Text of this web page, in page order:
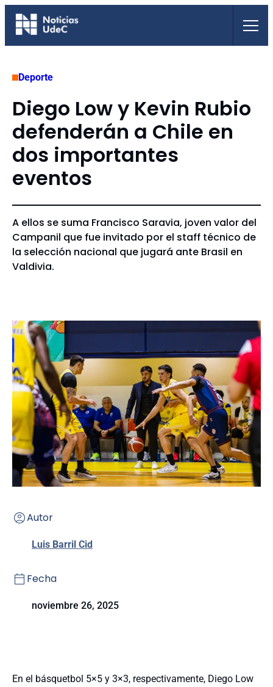
Saltar
Deporte
Diego Low y Kevin Rubio
defenderán a Chile en
dos importantes
eventos
A ellos se suma Francisco Saravia, joven valor del
Campanil que fue invitado por el staff técnico de
la selección nacional que jugará ante Brasil en
Valdivia.
Autor
Luis Barril Cid
Fecha
noviembre 26, 2025
En el básquetbol 5×5 y 3×3, respectivamente, Diego Low